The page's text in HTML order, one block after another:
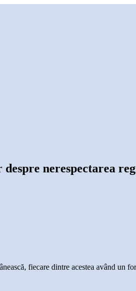
nerespectarea
fiecare dintre acestea având un